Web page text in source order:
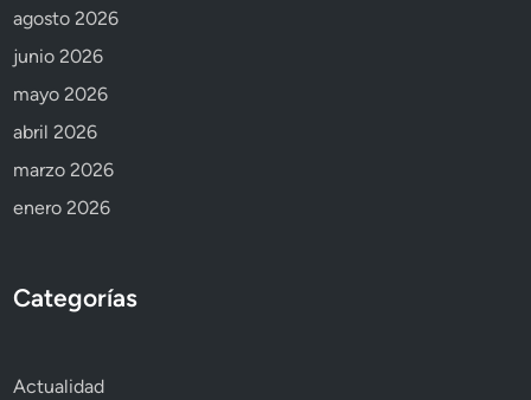
agosto 2026
junio 2026
mayo 2026
abril 2026
marzo 2026
enero 2026
Categorías
Actualidad